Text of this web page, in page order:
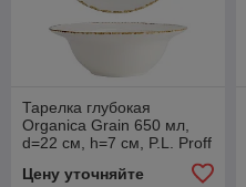
Тарелка глубокая
Organica Grain 650 мл,
d=22 см, h=7 см, P.L. Proff
Цену уточняйте